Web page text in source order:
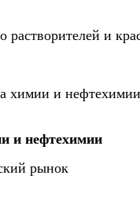
растворителей и
химии и
и нефтехимии
рынок